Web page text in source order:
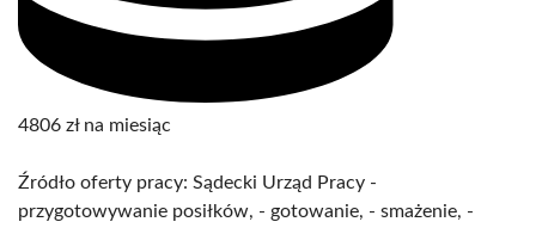
4806 zł na miesiąc
Źródło oferty pracy: Sądecki Urząd Pracy -
przygotowywanie posiłków, - gotowanie, - smażenie, -